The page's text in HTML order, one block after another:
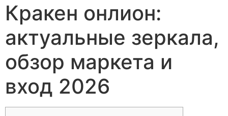
Кракен онлион:
актуальные зеркала,
обзор маркета и
вход 2026